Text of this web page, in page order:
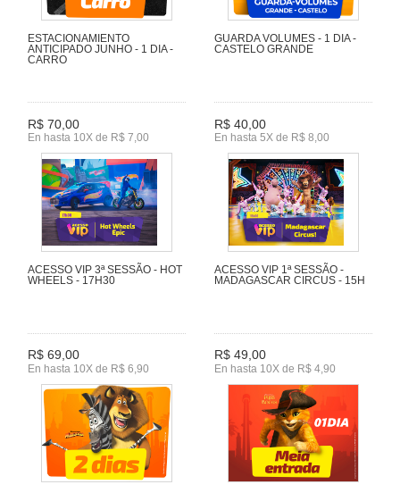
ESTACIONAMIENTO
ANTICIPADO JUNHO - 1 DIA -
CARRO
R$ 70,00
En hasta 10X de R$ 7,00
GUARDA VOLUMES - 1 DIA -
CASTELO GRANDE
R$ 40,00
En hasta 5X de R$ 8,00
ACESSO VIP 3ª SESSÃO - HOT
WHEELS - 17H30
R$ 69,00
En hasta 10X de R$ 6,90
ACESSO VIP 1ª SESSÃO -
MADAGASCAR CIRCUS - 15H
R$ 49,00
En hasta 10X de R$ 4,90